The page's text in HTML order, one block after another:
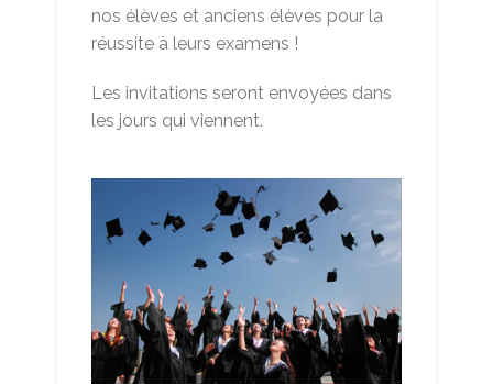
nos élèves et anciens élèves pour la
réussite à leurs examens !
Les invitations seront envoyées dans
les jours qui viennent.